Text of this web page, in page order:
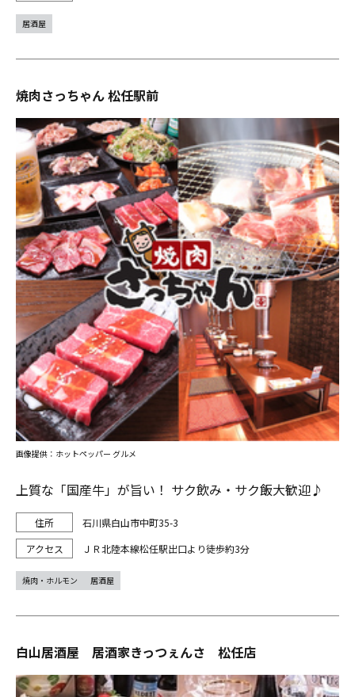
居酒屋
焼肉さっちゃん 松任駅前
上質な「国産牛」が旨い！ サク飲み・サク飯大歓迎♪
石川県白山市中町35-3
ＪＲ北陸本線松任駅出口より徒歩約3分
画像提供：ホットペッパー グルメ
焼肉・ホルモン 居酒屋
白山居酒屋 居酒家きっつぇんさ 松任店